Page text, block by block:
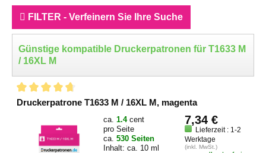
FILTER - Verfeinern Sie Ihre Suche
Günstige kompatible Druckerpatronen für T1633 M
/ 16XL M
Druckerpatrone T1633 M / 16XL M, magenta
ca. 1.4 cent
pro Seite
ca. 530 Seiten
Inhalt: ca. 10 ml
7,34 €
Lieferzeit : 1-2
Werktage
(inkl. MwSt.)